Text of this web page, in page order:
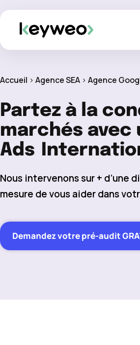
Accueil > Agence SEA > Agence
Partez à la
marchés avec
Ads
Nous intervenons sur + d’une
mesure de vous aider dans
Demandez votre pré-audit